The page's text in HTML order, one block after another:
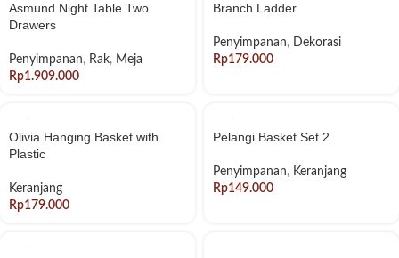
Asmund Night Table Two
Drawers
Penyimpanan, Rak, Meja
Rp
Branch Ladder
Penyimpanan, Dekorasi
Rp
Olivia Hanging Basket with
Plastic
Keranjang
Rp
Pelangi Basket Set 2
Penyimpanan, Keranjang
Rp